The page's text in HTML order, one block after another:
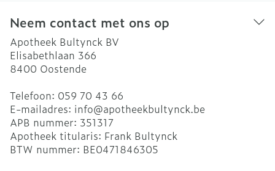
Neem contact met ons op
Apotheek Bultynck BV
Elisabethlaan 366
8400 Oostende
Telefoon: 059 70 43 66
E-mailadres: info@apotheekbultynck.be
APB nummer: 351317
Apotheek titularis: Frank Bultynck
BTW nummer: BE0471846305